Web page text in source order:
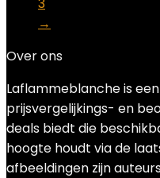
→
Over ons
Laflammeblanche is
prijsvergelijkings- en
deals biedt die
hoogte houdt via de
afbeeldingen zijn